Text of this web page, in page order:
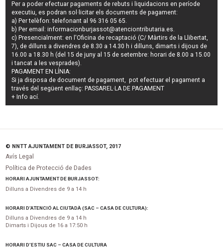
Per a poder efectuar pagaments derebuts i liquidacions en període
executiu, es podran sol·licitar els documents de pagament:
a) Per telèfon: telefonant al 96 316 05 65.
b) Per email:informacionburjassot@atenciontributaria.es.
c) Presencialment: en l'Oficina de recaptació (C/ Màrtirs de la Llibertat,
7), de dilluns a divendres de 8.30 a 14.30 h i dilluns, dimarts i dijous de
16.00 a 18.30 h (del 15 de juny al 15 de setembre: horari de 8.00 a 15.00
i tancat a les vesprades).
PAGAMENT EN LÍNIA:
Si ja disposa de document de pagament, pot efectuar el pagament a
través del següent enllaç: PASSAREL·LA DE PAGAMENT
+ Info ací.
© NNTT AJUNTAMENT DE BURJASSOT, 2017
Avís Legal
Política de Protecció de Dades
HORARI AJUNTAMENT DE BURJASSOT:
Dilluns a Divendres de 9 a 14 h
HORARI D’ATENCIÓ AL CIUTADÀ (SAC – CASA DE CULTURA):
Dilluns a Divendres de 9 a 14 h
Dimarts i Dijous de 16 a 17:50 h
HORARI D’ESTIU SAC – CASA DE CULTURA